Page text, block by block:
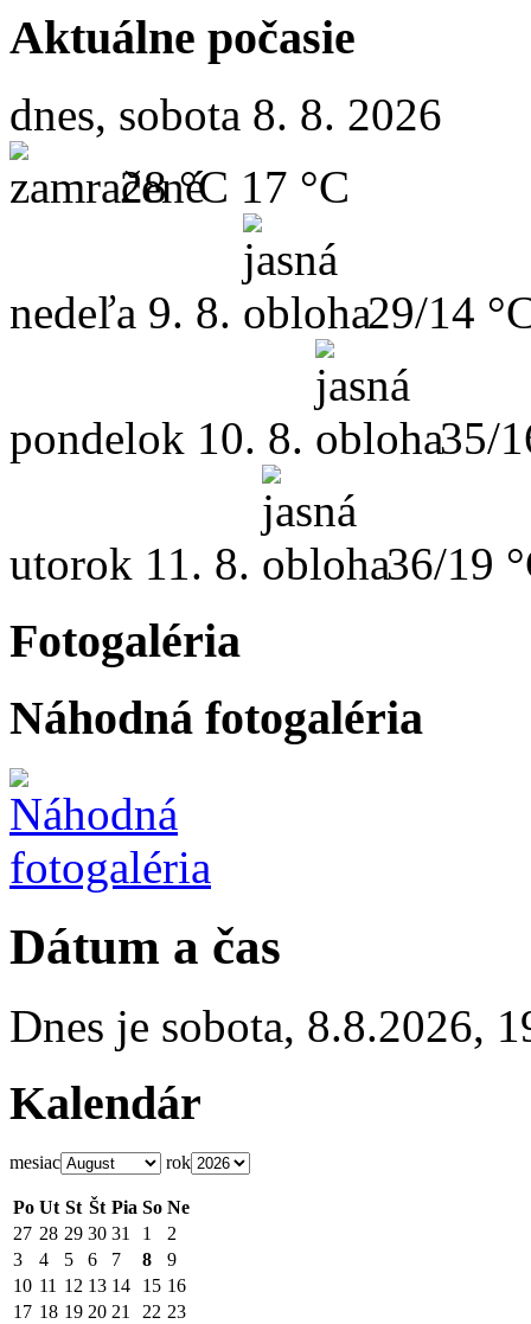
Aktuálne počasie
dnes, sobota 8. 8. 2026
28 °C 17 °C
nedeľa 9. 8. 29/14
pondelok 10. 8. 35/
utorok 11. 8. 36/19
Fotogaléria
Náhodná fotogaléria
Dátum a čas
Dnes je sobota, 8.8.2026,
Kalendár
mesiac rok
Po Ut St Št Pia So Ne
27 28 29 30 31 1
2
3
4 5 6 7 8
9
10 11 12 13 14 15 16
17 18 19 20 21 22 23